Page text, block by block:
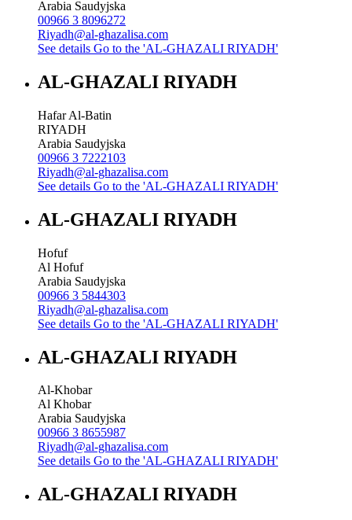
Arabia Saudyjska
00966 3 8096272
Riyadh@al-ghazalisa.com
See details Go to the 'AL-GHAZALI RIYADH'
AL-GHAZALI RIYADH
Hafar Al-Batin
RIYADH
Arabia Saudyjska
00966 3 7222103
Riyadh@al-ghazalisa.com
See details Go to the 'AL-GHAZALI RIYADH'
AL-GHAZALI RIYADH
Hofuf
Al Hofuf
Arabia Saudyjska
00966 3 5844303
Riyadh@al-ghazalisa.com
See details Go to the 'AL-GHAZALI RIYADH'
AL-GHAZALI RIYADH
Al-Khobar
Al Khobar
Arabia Saudyjska
00966 3 8655987
Riyadh@al-ghazalisa.com
See details Go to the 'AL-GHAZALI RIYADH'
AL-GHAZALI RIYADH